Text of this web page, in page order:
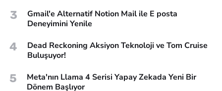
3
Gmail'e Alternatif Notion Mail ile E posta
Deneyimini Yenile
4
Dead Reckoning Aksiyon Teknoloji ve Tom Cruise
Buluşuyor!
5
Meta'nın Llama 4 Serisi Yapay Zekada Yeni Bir
Dönem Başlıyor